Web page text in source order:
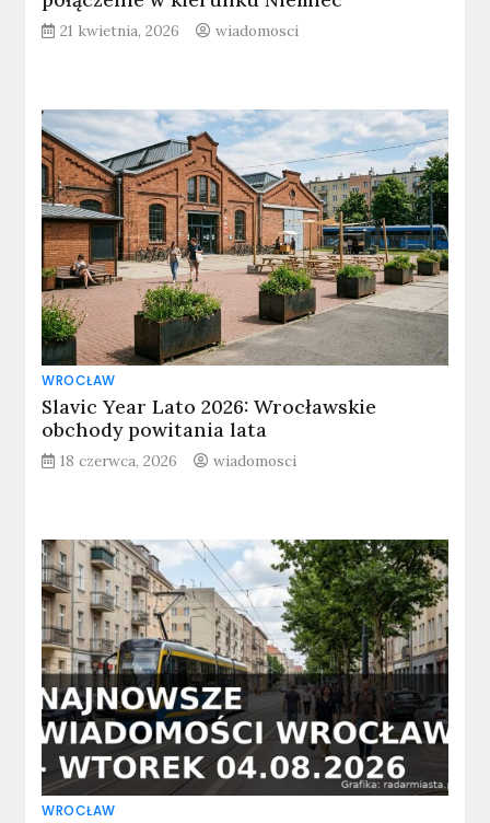
21 kwietnia, 2026 wiadomosci
WROCŁAW
Slavic Year Lato 2026: Wrocławskie
obchody powitania lata
18 czerwca, 2026 wiadomosci
WROCŁAW